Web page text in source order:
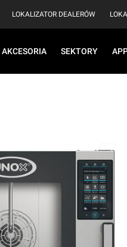
LOKALIZATOR DEALERÓW
AKCESORIA SEKTORY